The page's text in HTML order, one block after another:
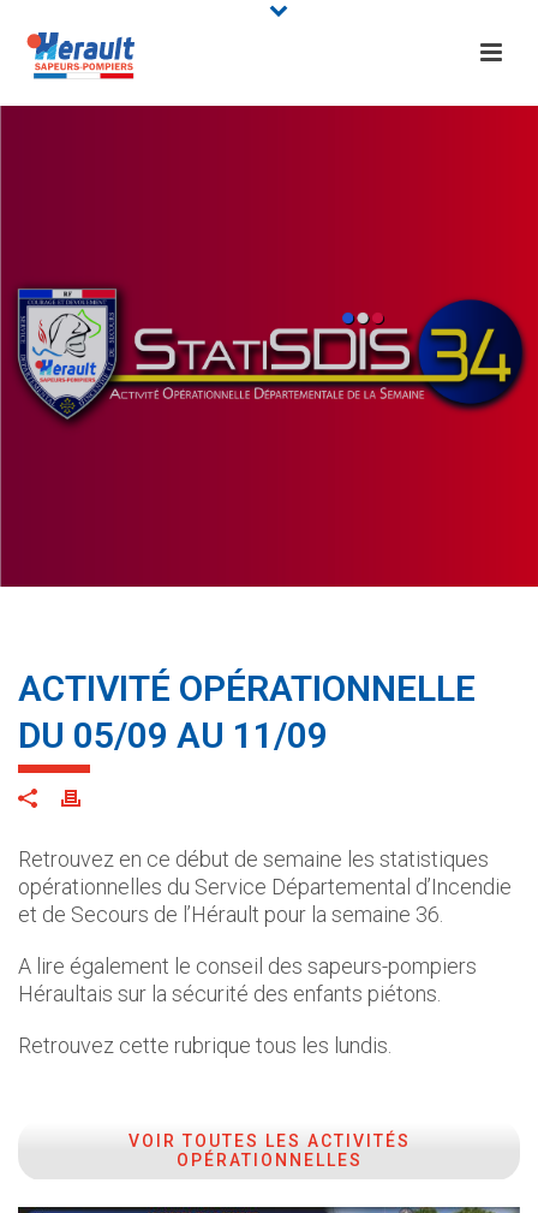
ACTIVITÉ OPÉRATIONNELLE
DU 05/09 AU 11/09
Retrouvez en ce début de semaine les statistiques
opérationnelles du Service Départemental d’Incendie
et de Secours de l’Hérault pour la semaine 36.
A lire également le conseil des sapeurs-pompiers
Héraultais sur la sécurité des enfants piétons.
Retrouvez cette rubrique tous les lundis.
VOIR TOUTES LES ACTIVITÉS
OPÉRATIONNELLES